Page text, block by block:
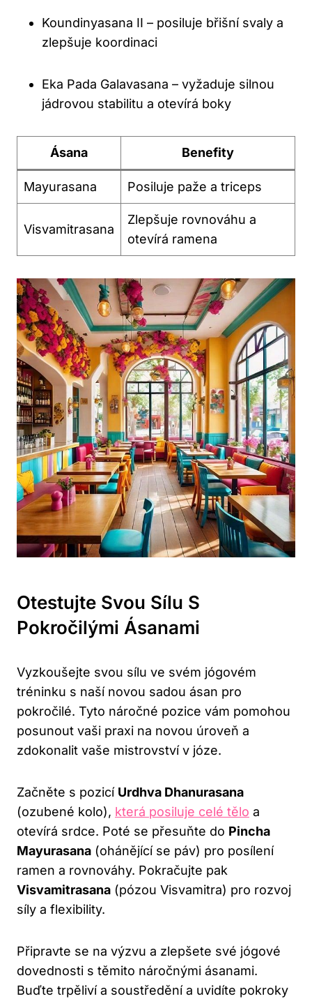
Koundinyasana II – posiluje břišní svaly a
zlepšuje koordinaci
Eka Pada Galavasana – vyžaduje silnou
jádrovou stabilitu a otevírá boky
Ásana Benefity
Mayurasana Posiluje paže a triceps
Visvamitrasana
Zlepšuje rovnováhu a
otevírá ramena
Otestujte Svou Sílu S
Pokročilými Ásanami
Vyzkoušejte svou sílu ve svém jógovém
tréninku s naší novou sadou ásan pro
pokročilé. Tyto náročné pozice vám pomohou
posunout vaši praxi na novou úroveň a
zdokonalit vaše mistrovství v józe.
Začněte s pozicí Urdhva Dhanurasana
(ozubené kolo), která posiluje celé tělo a
otevírá srdce. Poté se přesuňte do Pincha
Mayurasana (ohánějící se páv) pro posílení
ramen a rovnováhy. Pokračujte pak
Visvamitrasana (pózou Visvamitra) pro rozvoj
síly a flexibility.
Připravte se na výzvu a zlepšete své jógové
dovednosti s těmito náročnými ásanami.
Buďte trpěliví a soustředění a uvidíte pokroky